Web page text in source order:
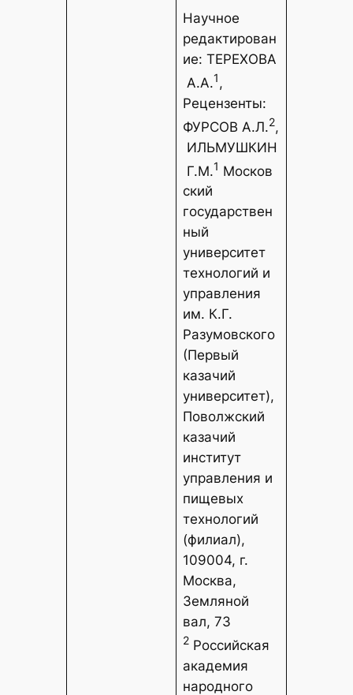
Научное
редактирован
ие: ТЕРЕХОВА
А.А.1,
Рецензенты:
ФУРСОВ А.Л.2,
ИЛЬМУШКИН
Г.М.1 Москов
ский
государствен
ный
университет
технологий и
управления
им. К.Г.
Разумовского
(Первый
казачий
университет),
Поволжский
казачий
институт
управления и
пищевых
технологий
(филиал),
109004, г.
Москва,
Земляной
вал, 73
2 Российская
академия
народного